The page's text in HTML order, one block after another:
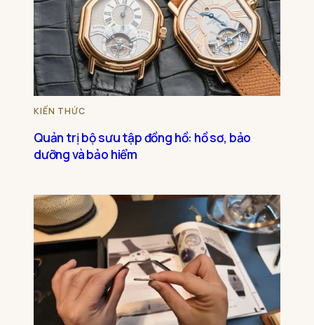
KIẾN THỨC
Quản trị bộ sưu tập đồng hồ: hồ sơ, bảo
dưỡng và bảo hiểm